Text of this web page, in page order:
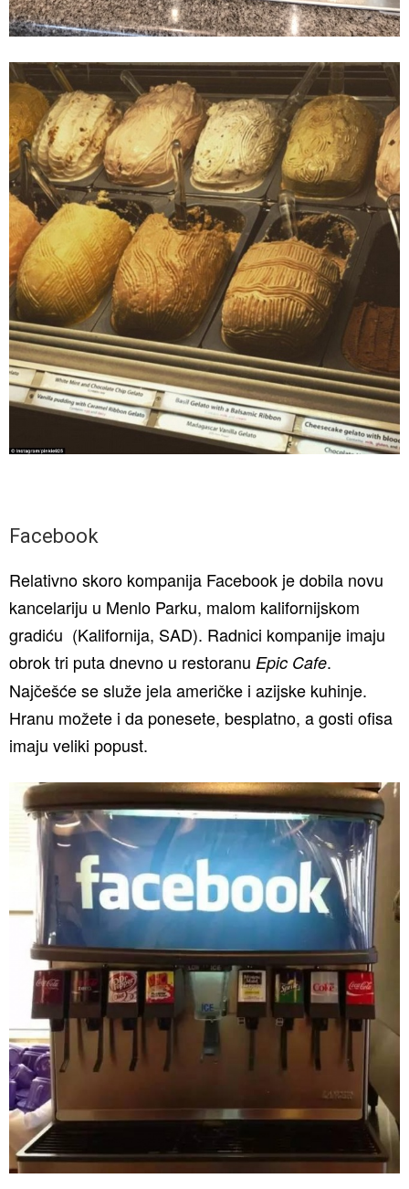
Facebook
Relativno skoro kompanija Facebook je dobila novu
kancelariju u Menlo Parku, malom kalifornijskom
gradiću (Kalifornija, SAD). Radnici kompanije imaju
obrok tri puta dnevno u restoranu Epic Cafe.
Najčešće se služe jela američke i azijske kuhinje.
Hranu možete i da ponesete, besplatno, a gosti ofisa
imaju veliki popust.